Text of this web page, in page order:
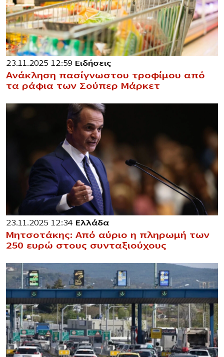
23.11.2025 12:59 Ειδήσεις
Ανάκληση πασίγνωστου τροφίμου από
τα ράφια των Σούπερ Μάρκετ
23.11.2025 12:34 Ελλάδα
Μητσοτάκης: Από αύριο η πληρωμή των
250 ευρώ στους συνταξιούχους